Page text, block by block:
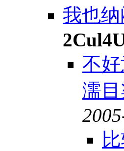
我也
不
濡